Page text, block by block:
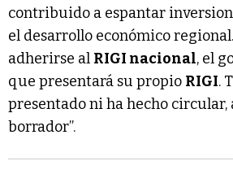
contribuido a espantar
el desarrollo económico
adherirse al RIGI nacional, el
que presentará su propio RIGI.
presentado ni ha hecho circular,
borrador”.